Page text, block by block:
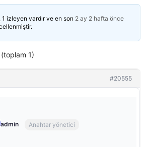
izleyen vardır ve en son 2 ay 2 hafta önce
1)
#20555
admin Anahtar yönetici